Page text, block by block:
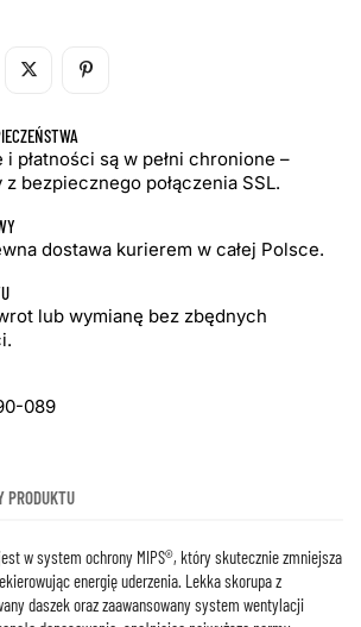
i płatności są w pełni chronione –
z bezpiecznego połączenia SSL.
dostawa kurierem w całej Polsce.
lub wymianę bez zbędnych
089
PRODUKTU
w system ochrony MIPS®, który skutecznie zmniejsza
energię uderzenia. Lekka skorupa z
daszek oraz zaawansowany system wentylacji